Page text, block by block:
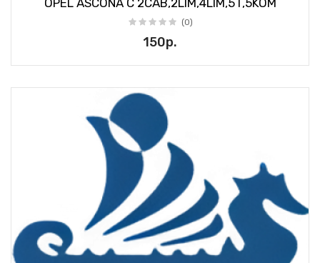
OPEL ASCONA C 2CAB,2LIM,4LIM,5T,5KOM
(0)
150р.